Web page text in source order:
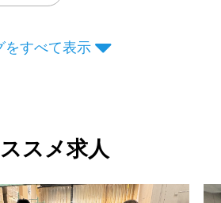
をすべて表示
スメ求人